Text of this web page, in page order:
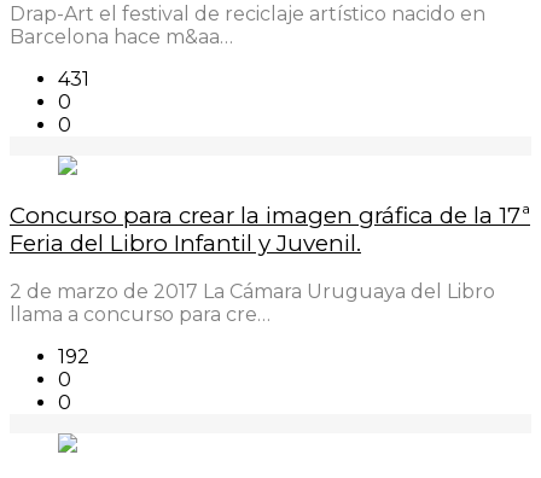
Drap-Art el festival de reciclaje artístico nacido en
Barcelona hace m&aa…
431
0
0
Concurso para crear la imagen gráfica de la 17ª
Feria del Libro Infantil y Juvenil.
2 de marzo de 2017 La Cámara Uruguaya del Libro
llama a concurso para cre…
192
0
0